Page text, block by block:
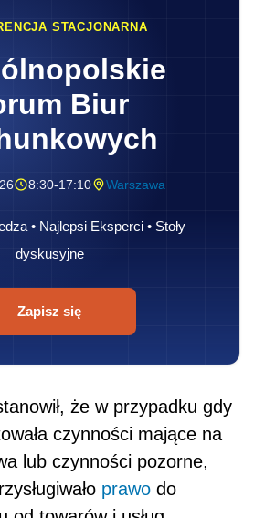
STACJONARNA
Biur
8:30-17:10 Warszawa
• Najlepsi Eksperci • Stoły
dyskusyjne
Zapisz się
że w przypadku gdy
czynności mające na
lub czynności pozorne,
prawo do